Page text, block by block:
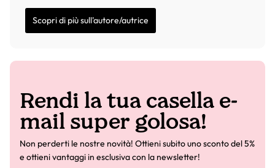
Scopri di più sull'autore/autrice
Rendi la tua casella e-
mail super golosa!
Non perderti le nostre novità! Ottieni subito uno sconto del 5%
e ottieni vantaggi in esclusiva con la newsletter!